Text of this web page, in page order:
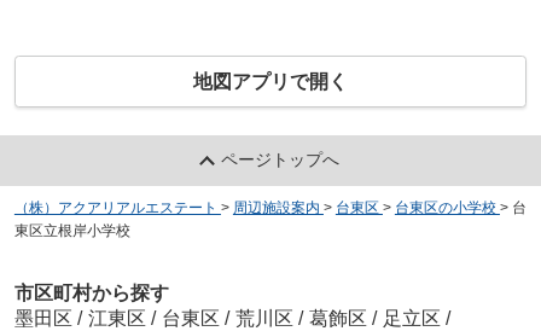
地図アプリで開く
ページトップへ
（株）アクアリアルエステート > 周辺施設案内 > 台東区 > 台東区の小学校 > 台
東区立根岸小学校
市区町村から探す
墨田区 / 江東区 / 台東区 / 荒川区 / 葛飾区 / 足立区 /